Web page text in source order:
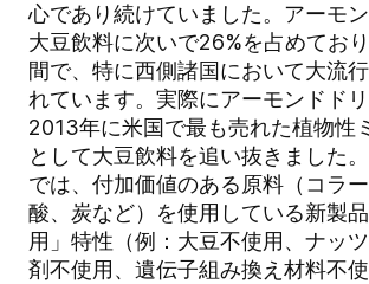
心であり続けていました。アーモ
大豆飲料に次いで26%を占めてお
間で、特に西側諸国において大流
れています。実際にアーモンドドリ
2013年に米国で最も売れた植物性
として大豆飲料を追い抜きました
では、付加価値のある原料（コラ
酸、炭など）を使用している新製
用」特性（例：大豆不使用、ナッ
剤不使用、遺伝子組み換え材料不